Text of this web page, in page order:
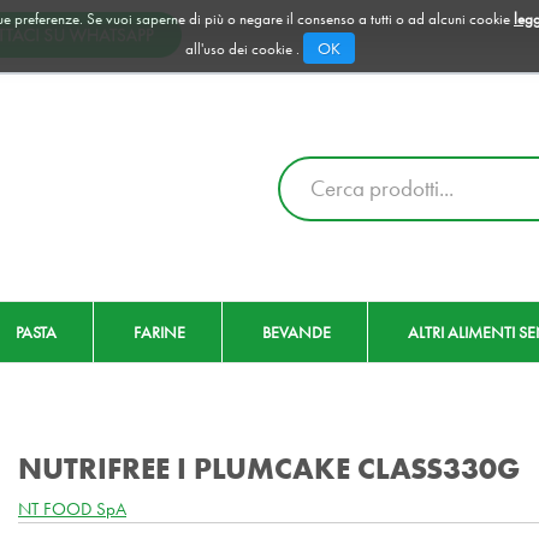
Se vuoi saperne di più o negare il consenso a tutti o ad alcuni cookie
all'uso dei cookie .
OK
Cerca
Prodotto
PASTA FARINE BEVANDE ALTRI ALIMENTI
NUTRIFREE I PLUMCAKE CLASS330G
NT FOOD SpA